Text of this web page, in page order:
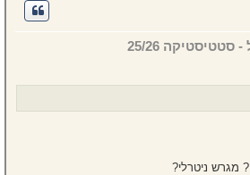
מגרש ניטרלי?